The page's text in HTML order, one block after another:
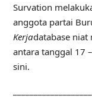
Survation
anggota partai
Kerjadatabase
antara tanggal 17
sini.